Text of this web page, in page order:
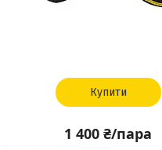
Купити
1 400 ₴/пара